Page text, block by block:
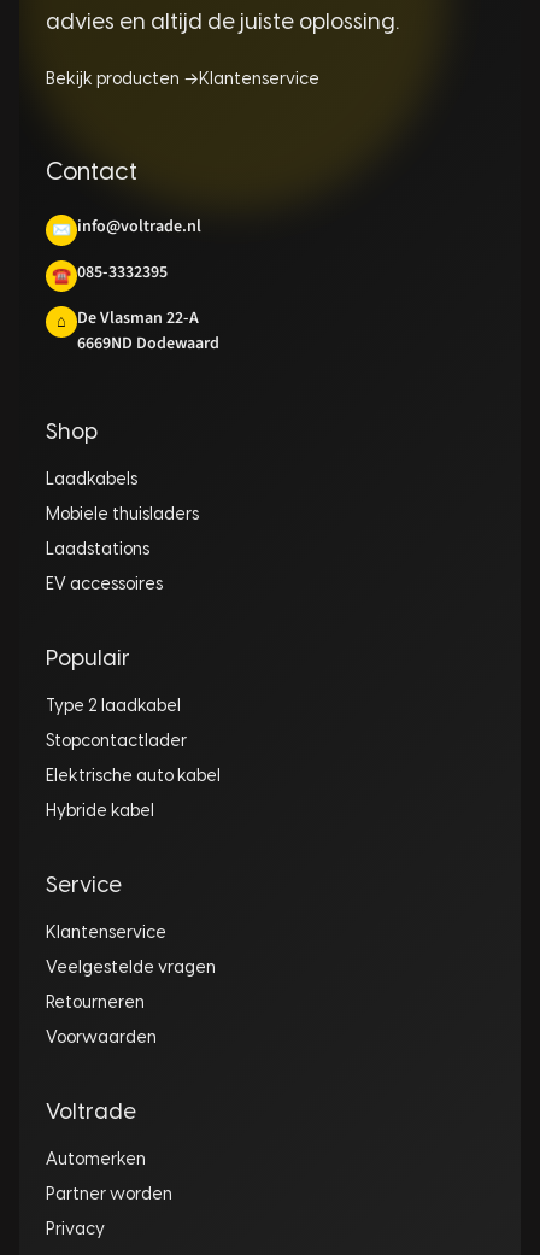
advies en altijd de juiste oplossing.
Bekijk producten →Klantenservice
Contact
✉ info@voltrade.nl
☎ 085-3332395
⌂
De Vlasman 22-A
6669ND Dodewaard
Shop
Laadkabels
Mobiele thuisladers
Laadstations
EV accessoires
Populair
Type 2 laadkabel
Stopcontactlader
Elektrische auto kabel
Hybride kabel
Service
Klantenservice
Veelgestelde vragen
Retourneren
Voorwaarden
Voltrade
Automerken
Partner worden
Privacy